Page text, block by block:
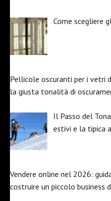
Come scegliere
Pellicole oscuranti per i vetri
la giusta tonalità di
Il Passo del
estivi e la tipica
Vendere online nel 2026:
costruire un piccolo business